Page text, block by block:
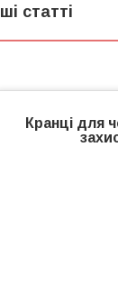
статті
Кранці для